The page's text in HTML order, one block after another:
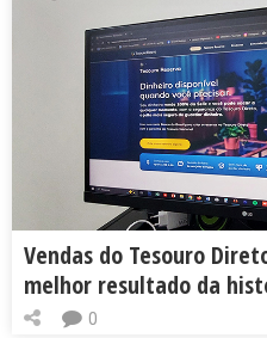
Vendas do Tesouro
melhor resultado da
0